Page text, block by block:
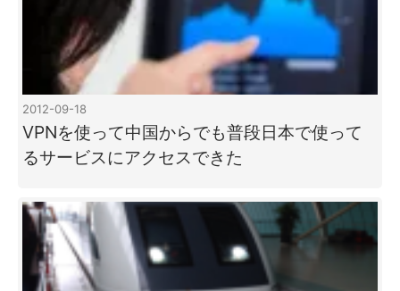
2012-09-18
VPNを使って中国からでも普段日本で使って
るサービスにアクセスできた